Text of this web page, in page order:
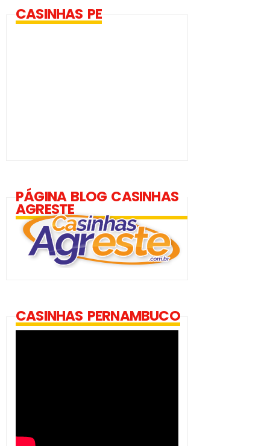
CASINHAS PE
PÁGINA BLOG CASINHAS
AGRESTE
CASINHAS PERNAMBUCO